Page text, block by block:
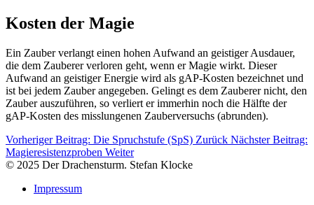
Kosten der Magie
Ein Zauber verlangt einen hohen Aufwand an geistiger Ausdauer,
die dem Zauberer verloren geht, wenn er Magie wirkt. Dieser
Aufwand an geistiger Energie wird als gAP-Kosten bezeichnet und
ist bei jedem Zauber angegeben. Gelingt es dem Zauberer nicht, den
Zauber auszuführen, so verliert er immerhin noch die Hälfte der
gAP-Kosten des misslungenen Zauberversuchs (abrunden).
Vorheriger Beitrag: Die Spruchstufe (SpS) Zurück Nächster Beitrag:
Magieresistenzproben Weiter
© 2025 Der Drachensturm. Stefan Klocke
Impressum